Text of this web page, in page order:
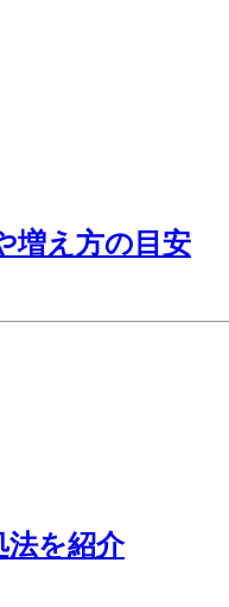
増え方の目安
法を紹介